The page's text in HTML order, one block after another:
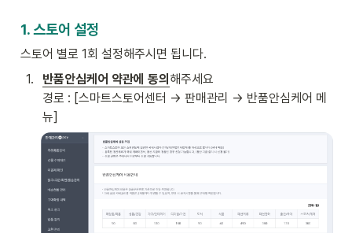
1. 스토어 설정
스토어 별로 1회 설정해주시면 됩니다.
1. 반품안심케어 약관에 동의 해주세요
경로 : [스마트스토어센터 → 판매관리 → 반품안심케어 메
뉴]